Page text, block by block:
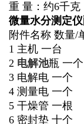
重 量：约6千克
微量水分测定仪
附件名称 数量/
1 主机 一台
2 电解池瓶 一个
3 电解电 一个
4 测量电 一个
5 干燥管 一根
6 密封垫 十个